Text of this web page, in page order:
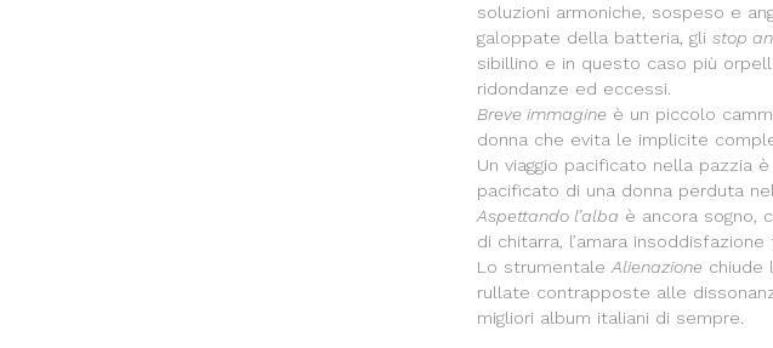
soluzioni armoniche, sospeso e
galoppate della batteria, glistop
sibillino e in questo caso più
ridondanze ed eccessi.
Breve immagine è un piccolo
donna che evita le implicite
Un viaggio pacificato nella pazzia
pacificato di una donna perduta
Aspettando l’alba è ancora sogno,
di chitarra, l’amara insoddisfazione
Lo strumentaleAlienazione chiude
rullate contrapposte alle
migliori album italiani di sempre.